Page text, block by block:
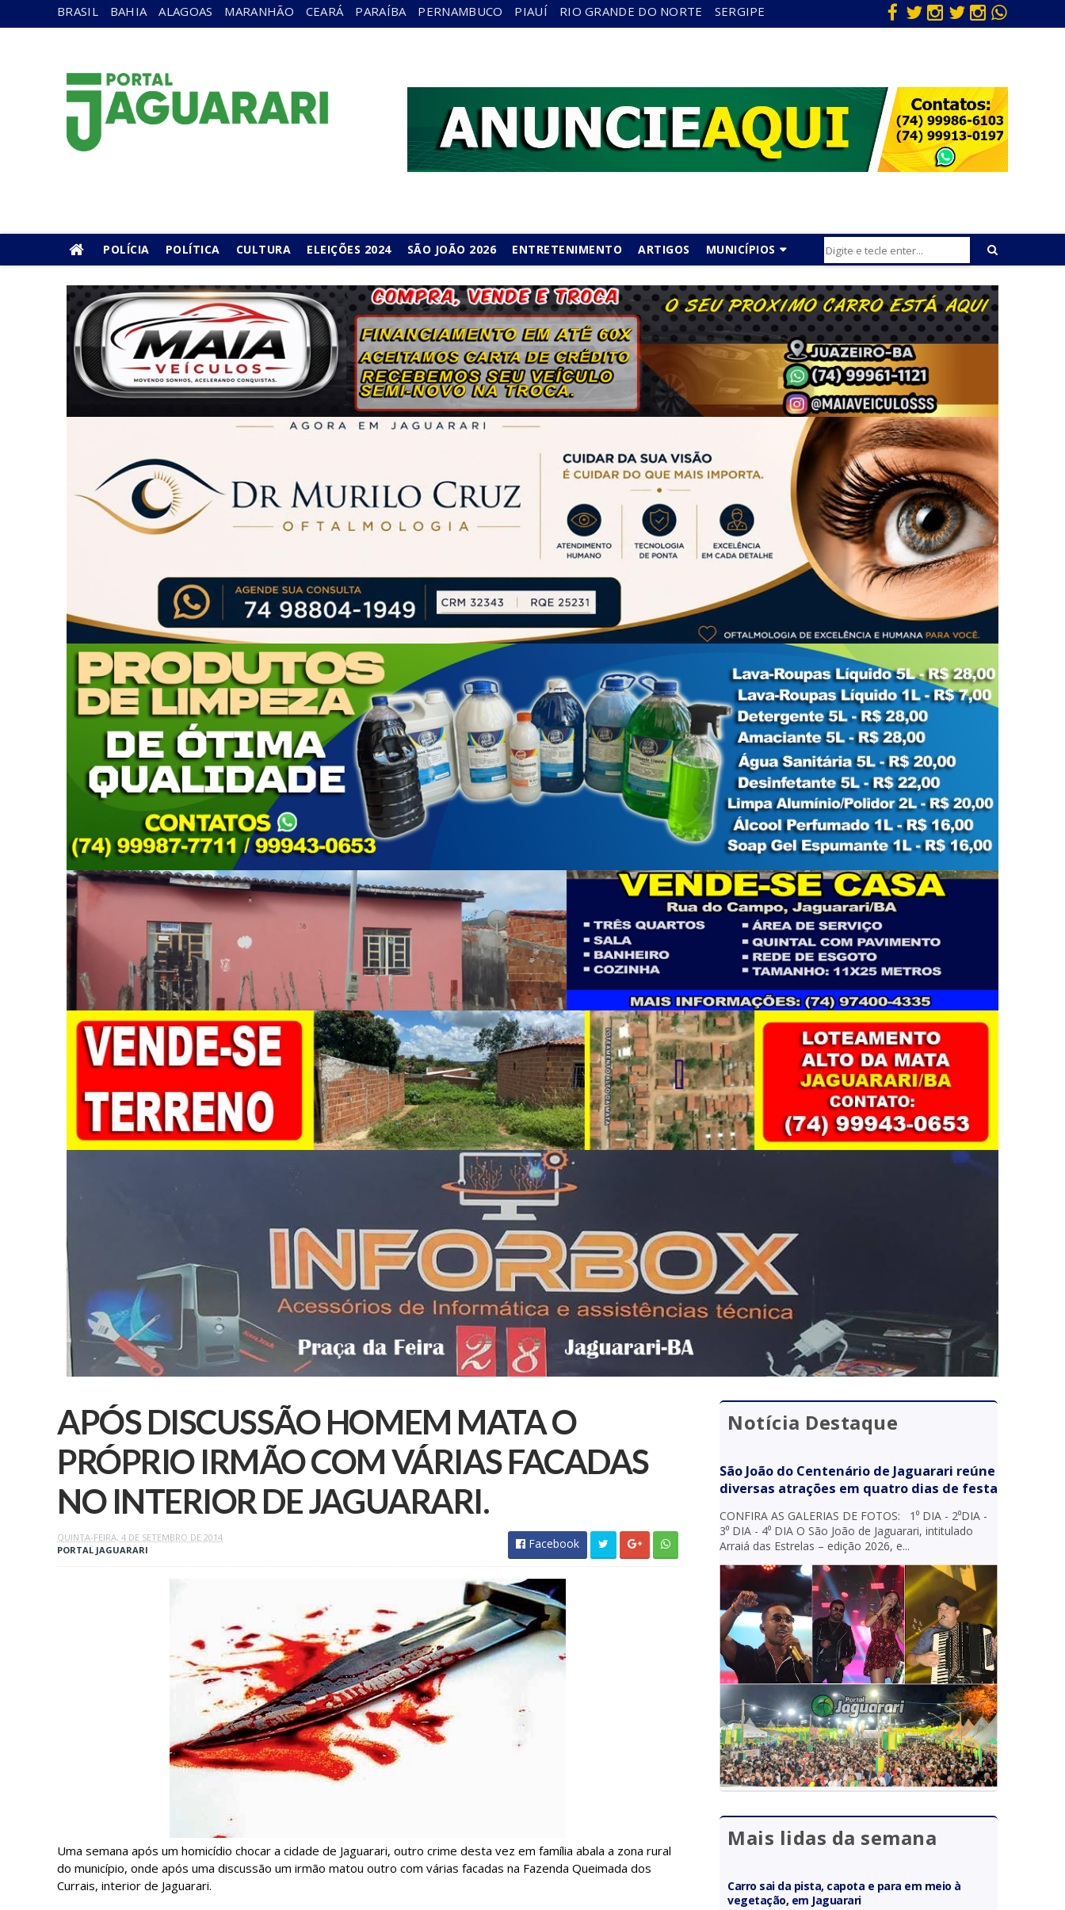
BRASIL BAHIA ALAGOAS MARANHÃO CEARÁ PARAÍBA PERNAMBUCO PIAUÍ RIO GRANDE DO NORTE SERGIPE
POLÍCIA POLÍTICA CULTURA ELEIÇÕES 2024 SÃO JOÃO 2026 ENTRETENIMENTO ARTIGOS MUNICÍPIOS
APÓS DISCUSSÃO HOMEM MATA O
PRÓPRIO IRMÃO COM VÁRIAS FACADAS
NO INTERIOR DE JAGUARARI.
QUINTA-FEIRA, 4 DE SETEMBRO DE 2014
PORTAL JAGUARARI
Facebook
Uma semana após um homicídio chocar a cidade de Jaguarari, outro crime desta vez em família abala a zona rural
do município, onde após uma discussão um irmão matou outro com várias facadas na Fazenda Queimada dos
Currais, interior de Jaguarari.
Notícia Destaque
São João do Centenário de Jaguarari reúne
diversas atrações em quatro dias de festa
CONFIRA AS GALERIAS DE FOTOS: 1⁰ DIA - 2⁰DIA -
3⁰ DIA - 4⁰ DIA O São João de Jaguarari, intitulado
Arraiá das Estrelas – edição 2026, e...
Mais lidas da semana
Carro sai da pista, capota e para em meio à
vegetação, em Jaguarari